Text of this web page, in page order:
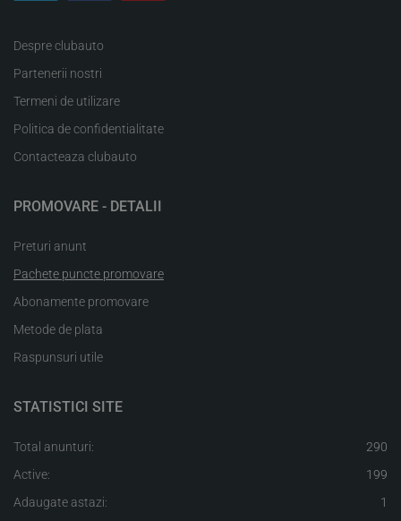
Despre clubauto
Partenerii nostri
Termeni de utilizare
Politica de confidentialitate
Contacteaza clubauto
PROMOVARE - DETALII
Preturi anunt
Pachete puncte promovare
Abonamente promovare
Metode de plata
Raspunsuri utile
STATISTICI SITE
Total anunturi:
290
Active:
199
Adaugate astazi:
1